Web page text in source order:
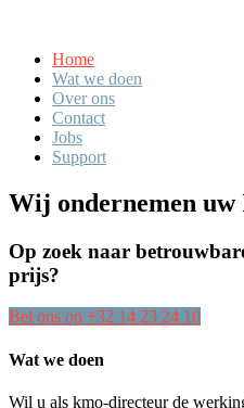
Home
Wat we doen
Over ons
Contact
Jobs
Support
Wij ondernemen uw
Op zoek naar
prijs?
Bel ons op +32 14 23 24 10
Wat we doen
Wil u als kmo-directeur de